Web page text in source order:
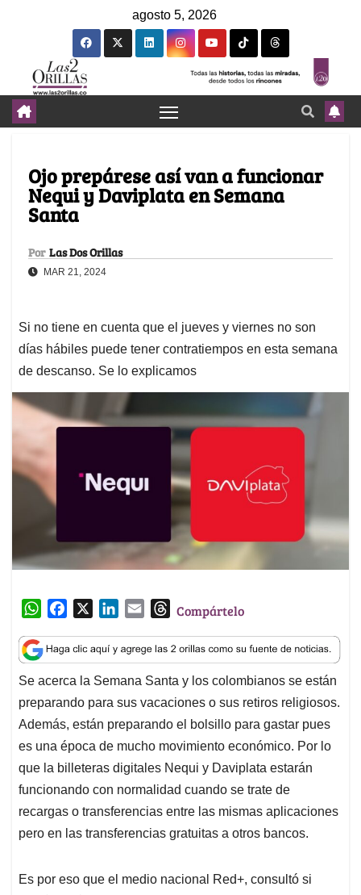
agosto 5, 2026
Ojo prepárese así van a funcionar
Nequi y Daviplata en Semana
Santa
Por Las Dos Orillas
MAR 21, 2024
Si no tiene en cuenta que el jueves y viernes no son
días hábiles puede tener contratiempos en esta semana
de descanso. Se lo explicamos
W
a
t
s
A
p
p
c
e
b
o
o
k
n
k
e
d
I
n
a
i
l
T
r
e
a
d
s
Compártelo
Se acerca la Semana Santa y los colombianos se están
preparando para sus vacaciones o sus retiros religiosos.
Además, están preparando el bolsillo para gastar pues
es una época de mucho movimiento económico. Por lo
que la billeteras digitales Nequi y Daviplata estarán
funcionando con normalidad cuando se trate de
recargas o transferencias entre las mismas aplicaciones
pero en las transferencias gratuitas a otros bancos.
Es por eso que el medio nacional Red+, consultó si